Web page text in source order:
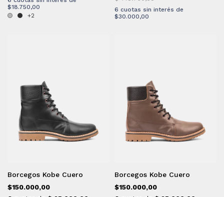
$18.750,00
+2
6 cuotas sin interés de
$30.000,00
Borcegos Kobe Cuero
$150.000,00
Borcegos Kobe Cuero
$150.000,00